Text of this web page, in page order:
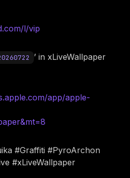
l/vip
’ in xLiveWallpaper
app/apple-
#Graffiti #PyroArchon
#xLiveWallpaper